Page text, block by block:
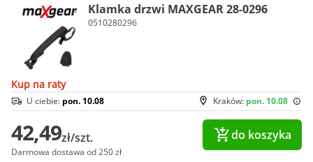
Klamka drzwi MAXGEAR 28-0296
0510280296
Kup na raty
Kraków: pon. 10.08
U ciebie: pon. 10.08
42,49zł/szt.
Darmowa dostawa od 250 zł
do koszyka